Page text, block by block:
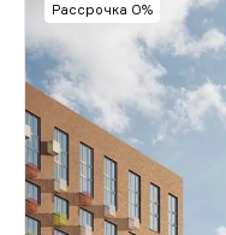
Рассрочка 0%